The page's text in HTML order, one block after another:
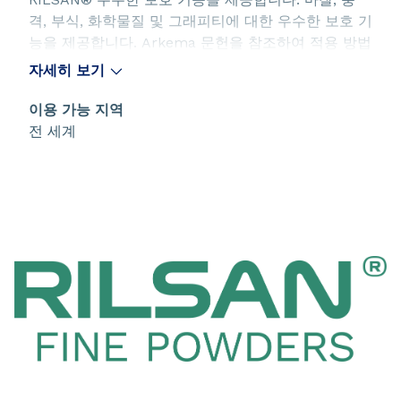
격, 부식, 화학물질 및 그래피티에 대한 우수한 보호 기
능을 제공합니다. Arkema 문헌을 참조하여 적용 방법
과 권장 사항을 확인하십시오.
자세히 보기
이용 가능 지역
전 세계